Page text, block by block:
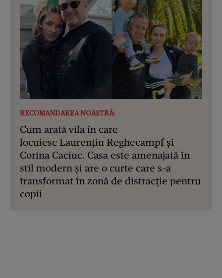
RECOMANDAREA NOASTRĂ:
Cum arată vila în care
locuiesc Laurențiu Reghecampf și
Corina Caciuc. Casa este amenajată în
stil modern și are o curte care s-a
transformat în zonă de distracție pentru
copii